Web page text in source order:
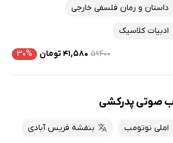
داستان و رمان فلسفی خارجی
ادبیات کلاسیک
۵۹۴۰۰ ۴۱,۵۸۰ تومان ۳۰%
صوتی پدرکشی
املی نوتومب
بنفشه فریس آبادی